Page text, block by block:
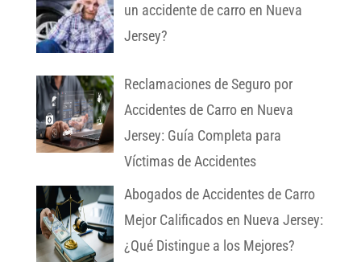
un accidente de carro en Nueva
Jersey?
Reclamaciones de Seguro por
Accidentes de Carro en Nueva
Jersey: Guía Completa para
Víctimas de Accidentes
Abogados de Accidentes de Carro
Mejor Calificados en Nueva Jersey:
¿Qué Distingue a los Mejores?